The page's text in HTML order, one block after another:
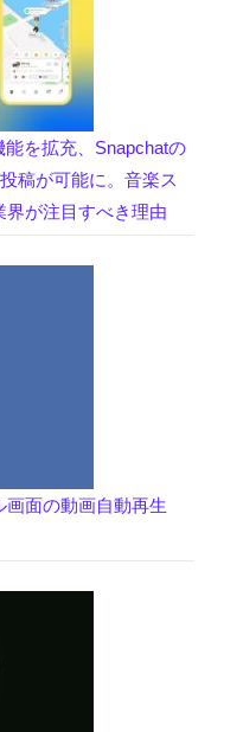
を拡充、Snapchatの
稿が可能に。音楽ス
界が注目すべき理由
画面の動画自動再生